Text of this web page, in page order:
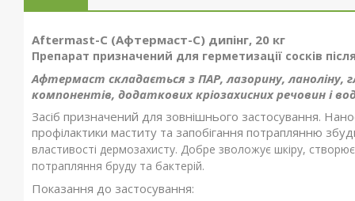
Aftermast-С (Афтермаст-С) дипінг, 20 кг
Препарат призначений для герметизації сосків
Афтермаст складається з ПАР, лазорину, ланоліну,
компонентів, додаткових кріозахисних речовин і
Засіб призначений для зовнішнього застосування.
профілактики маститу та запобігання потраплянню
властивості дермозахисту. Добре зволожує шкіру,
потрапляння бруду та бактерій.
Показання до застосування: